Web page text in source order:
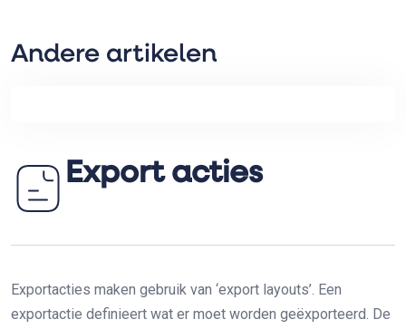
Andere artikelen
Export acties
Exportacties maken gebruik van ‘export layouts’. Een
exportactie definieert wat er moet worden geëxporteerd. De